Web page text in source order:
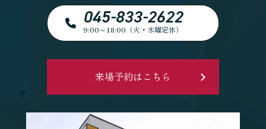
045-833-2622
9:00～18:00（火・水曜定休）
来場予約はこちら